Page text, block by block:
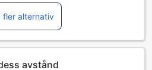
fler alternativ
avstånd